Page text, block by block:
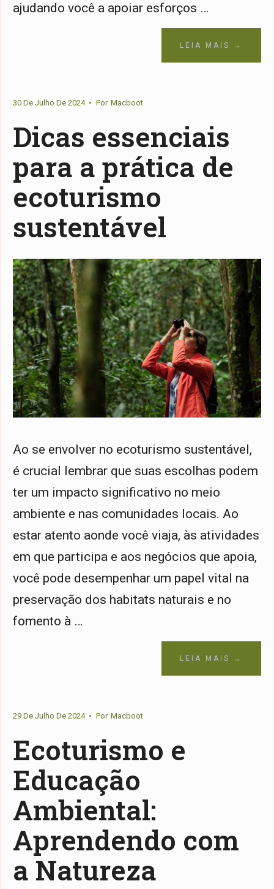
ajudando você a apoiar esforços …
LEIA MAIS →
30 De Julho De 2024 • Por Macboot
Dicas essenciais
para a prática de
ecoturismo
sustentável
Ao se envolver no ecoturismo sustentável,
é crucial lembrar que suas escolhas podem
ter um impacto significativo no meio
ambiente e nas comunidades locais. Ao
estar atento aonde você viaja, às atividades
em que participa e aos negócios que apoia,
você pode desempenhar um papel vital na
preservação dos habitats naturais e no
fomento à …
LEIA MAIS →
29 De Julho De 2024 • Por Macboot
Ecoturismo e
Educação
Ambiental:
Aprendendo com
a Natureza